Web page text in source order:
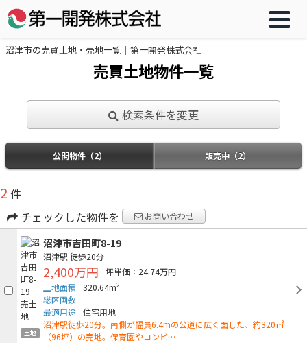
沼津市の売買土地・売地一覧｜第一開発株式会社
売買土地物件一覧
検索条件を変更
公開物件（2） 販売中（2）
2 件
チェックした物件を
お問い合わせ
土地
沼津市吉田町8-19
沼津駅 徒歩20分
2,400万円
坪単価：24.74万円
土地面積
320.64m2
総区画数
最適用途 住宅用地
沼津駅徒歩20分。南側が幅員6.4mの公道に広く面した、約320㎡
（96坪）の売地。保育園やコンビ…